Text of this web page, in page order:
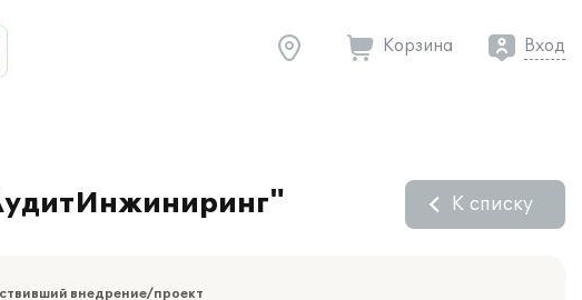
Корзина Вход
К списку
внедрение/проект